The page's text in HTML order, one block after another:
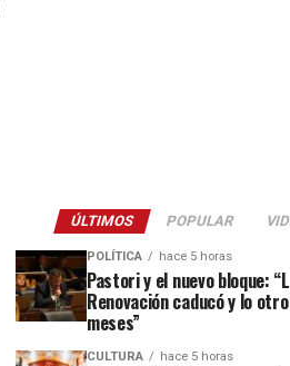
ÚLTIMOS POPULAR
POLÍTICA hace 5 horas
Pastori y el nuevo bloque:
Renovación caducó y lo
meses”
CULTURA hace 5 horas